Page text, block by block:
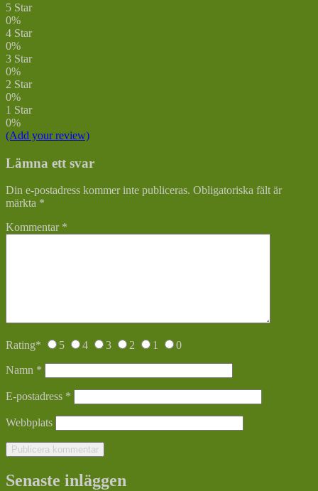
5 Star
0%
4 Star
0%
3 Star
0%
2 Star
0%
1 Star
0%
(Add your review)
Lämna ett svar
Din e-postadress kommer inte publiceras. Obligatoriska fält är
märkta *
Kommentar *
Rating* 5 4 3 2 1 0
Namn *
E-postadress *
Webbplats
Senaste inläggen